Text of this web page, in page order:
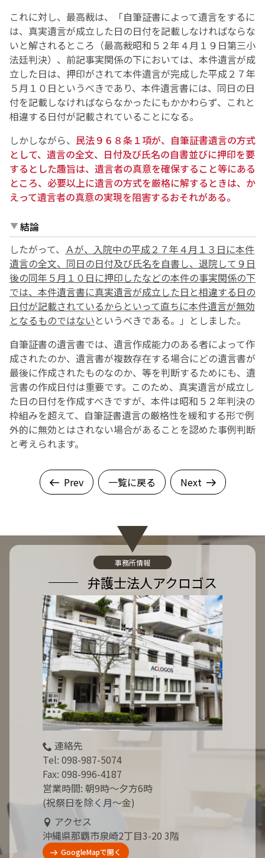
これに対し、最高裁は、「自筆証書によって遺言をするに
は、真実遺言が成立した日の日付を記載しなければならな
いと解されるところ（最高裁昭和５２年４月１９日第三小
法廷判決）、前記事実関係の下においては、本件遺言が成
立した日は、押印がされて本件遺言が完成した平成２７年
５月１０日というべきであり、本件遺言書には、同日の日
付を記載しなければならなかったにもかかわらず、これと
相違する日付が記載されていることになる。
しかしながら、 民法９６８条１項が、自筆証書遺言の方式
として、遺言の全文、日付及び氏名の自書並びに押印を要
するとした趣旨は、遺言者の真意を確保すること等にある
ところ、必要以上に遺言の方式を厳格に解するときは、か
えって遺言者の真意の実現を阻害するおそれがある。
結論
したがって、 Ａが、入院中の平成２７年４月１３日に本件
遺言の全文、同日の日付及び氏名を自書し、退院して９日
後の同年５月１０日に押印したなどの本件の事実関係の下
では、本件遺言書に真実遺言が成立した日と相違する日の
日付が記載されているからといって直ちに本件遺言が無効
となるものではないというべきである。」としました。
自筆証書の遺言書では、遺言作成能力のある者によって作
成されたのか、遺言書が複数存在する場合にどの遺言書が
最後に作成されたものなのか、等を判断するためにも、遺
言書の作成日付は重要です。このため、真実遺言が成立し
た日の日付を作成すべきですが、本件は昭和５２年判決の
枠組みを超えて、自筆証書遺言の厳格性を緩和する形で例
外的に無効とはされない場合があることを認めた事例判断
と考えられます。
Prev 一覧に戻る Next
事務所情報
弁護士法人アクロゴス
連絡先
Tel: 098-987-5074
Fax: 098-996-4187
営業時間: 朝9時～夕方6時
(祝祭日を除く月～金)
アクセス
沖縄県那覇市泉崎2丁目3-20 3階
GoogleMapで開く